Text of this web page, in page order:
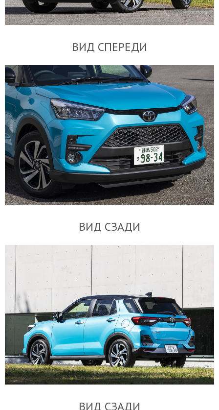
ВИД СПЕРЕДИ
ВИД СЗАДИ
ВИД СЗАДИ